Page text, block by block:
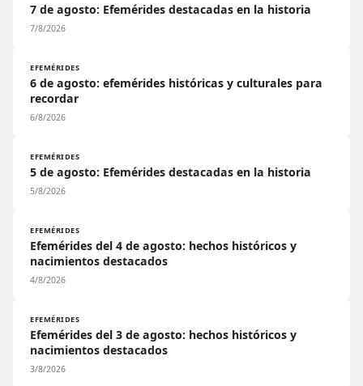
7 de agosto: Efemérides destacadas en la historia
7/8/2026
EFEMÉRIDES
6 de agosto: efemérides históricas y culturales para
recordar
6/8/2026
EFEMÉRIDES
5 de agosto: Efemérides destacadas en la historia
5/8/2026
EFEMÉRIDES
Efemérides del 4 de agosto: hechos históricos y
nacimientos destacados
4/8/2026
EFEMÉRIDES
Efemérides del 3 de agosto: hechos históricos y
nacimientos destacados
3/8/2026